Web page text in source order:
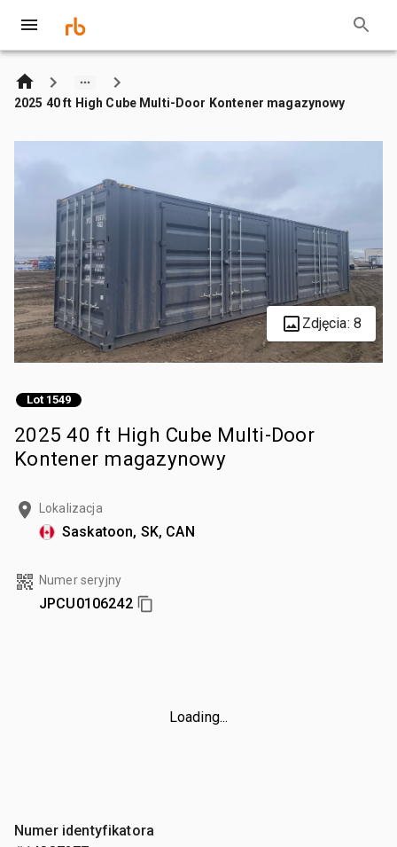
2025 40 ft High Cube Multi-Door Kontener magazynowy
Zdjęcia: 8
Lot 1549
2025 40 ft High Cube Multi-Door
Kontener magazynowy
Lokalizacja
Saskatoon, SK, CAN
Numer seryjny
JPCU0106242
Loading...
Numer identyfikatora